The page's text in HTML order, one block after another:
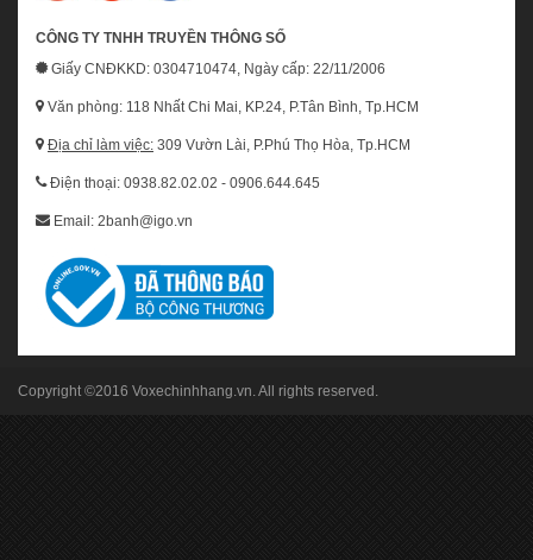
CÔNG TY TNHH TRUYỀN THÔNG SỐ
Giấy CNĐKKD: 0304710474, Ngày cấp: 22/11/2006
Văn phòng: 118 Nhất Chi Mai, KP.24, P.Tân Bình, Tp.HCM
Địa chỉ làm việc: 309 Vườn Lài, P.Phú Thọ Hòa, Tp.HCM
Điện thoại: 0938.82.02.02 - 0906.644.645
Email: 2banh@igo.vn
Copyright ©2016 Voxechinhhang.vn. All rights reserved.